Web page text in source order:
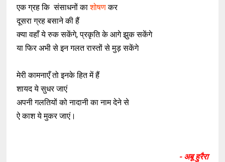
एक ग्रह कि संसाधनों काशोषणकर
दूसरा ग्रह बसाने की हैं
क्या वहाँ ये रुक सकेंगे, प्रकृति के आगे झुक सकेंगे
या फिर अभी से इन गलत रास्तों से मुड़ सकेंगे
मेरी कामनाएँ तो इनके हित में हैं
शायद ये सुधर जाएं
अपनी गलतियों को नादानी का नाम देने से
ऐ काश ये मुकर जाएं।
- अबू हुरैरा